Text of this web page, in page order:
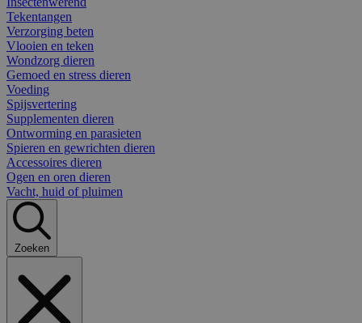
Tekentangen
Verzorging beten
Vlooien en teken
Wondzorg dieren
Gemoed en stress dieren
Voeding
Spijsvertering
Supplementen dieren
Ontworming en parasieten
Spieren en gewrichten dieren
Accessoires dieren
Ogen en oren dieren
Vacht, huid of pluimen
Zoeken